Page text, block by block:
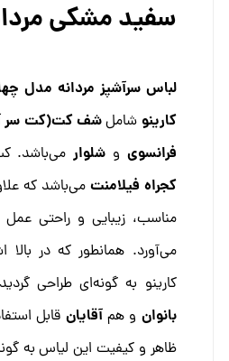
سفید مشکی
لباس سرآشپز مردانه مدل
کارینو شاملشف کت(کت سر
فرانسوی و شلوارمی‌باشد.
کجراه فیلامنت می‌باشد که
مناسب، زیبایی و راحتی عمل
می‌آورد. همانطور که در
کارینو به گونه‌ای طراحی
بانوان و همآقایان قابل
ظاهر و کیفیت این لیاس به